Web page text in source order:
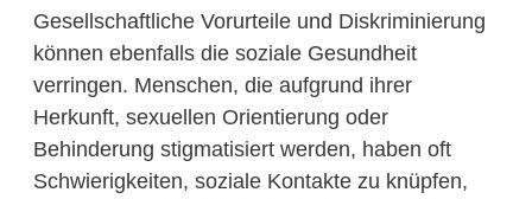
Gesellschaftliche Vorurteile und Diskriminierung
können ebenfalls die soziale Gesundheit
verringen. Menschen, die aufgrund ihrer
Herkunft, sexuellen Orientierung oder
Behinderung stigmatisiert werden, haben oft
Schwierigkeiten, soziale Kontakte zu knüpfen,